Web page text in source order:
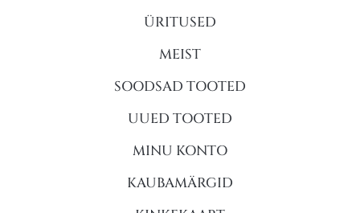
ÜRITUSED
MEIST
SOODSAD TOOTED
UUED TOOTED
MINU KONTO
KAUBAMÄRGID